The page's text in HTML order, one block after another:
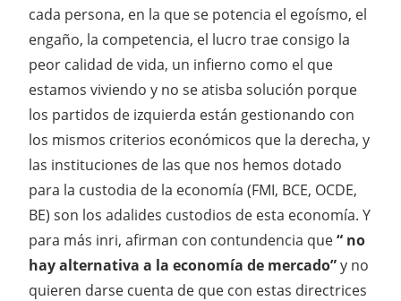
cada persona, en la que se potencia el egoísmo, el
engaño, la competencia, el lucro trae consigo la
peor calidad de vida, un infierno como el que
estamos viviendo y no se atisba solución porque
los partidos de izquierda están gestionando con
los mismos criterios económicos que la derecha, y
las instituciones de las que nos hemos dotado
para la custodia de la economía (FMI, BCE, OCDE,
BE) son los adalides custodios de esta economía. Y
para más inri, afirman con contundencia que“ no
hay alternativa a la economía de mercado”y no
quieren darse cuenta de que con estas directrices